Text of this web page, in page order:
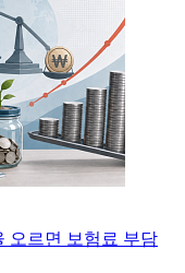
오르면 보험료 부담